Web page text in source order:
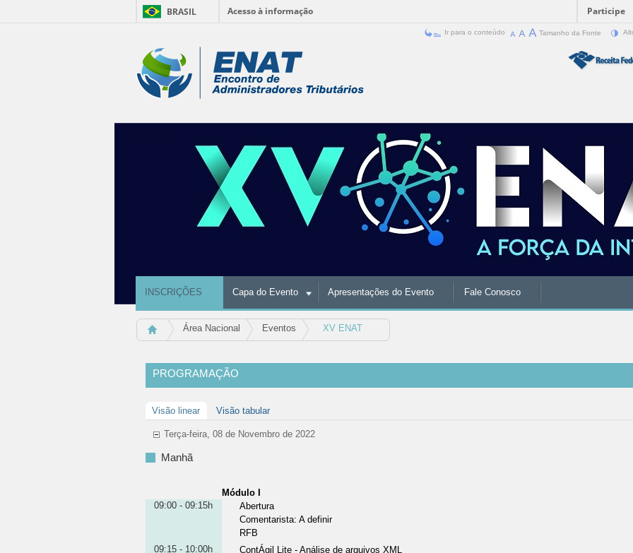
BRASIL Acesso à informação Participe
conteúdo.
Ir para o conteúdo Tamanho da Fonte
Ferramentas
Pessoais
INSCRIÇÕES Capa do Evento Apresentações do Evento Fale Conosco
Área Nacional Eventos XV ENAT
PROGRAMAÇÃO
Visão linear Visão tabular
Terça-feira, 08 de Novembro de 2022
Manhã
Módulo I
09:00 - 09:15h
Abertura
Comentarista:A definir
RFB
09:15 - 10:00h
ContÁgil Lite - Análise de arquivos XML